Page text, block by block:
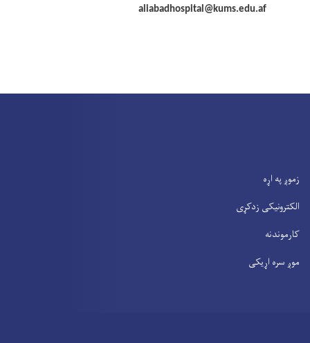
aliabadhospital@kums.edu.af
زموږ په اړه
الکترونیکی زدکړی
کارموندنه
موږ سره اړیکی